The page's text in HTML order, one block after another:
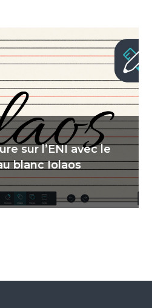
sur l’ENI avec le
blanc Iolaos